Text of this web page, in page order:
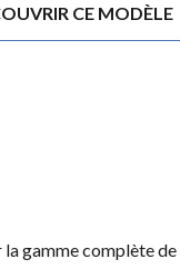
CE MODÈLE
la gamme complète de